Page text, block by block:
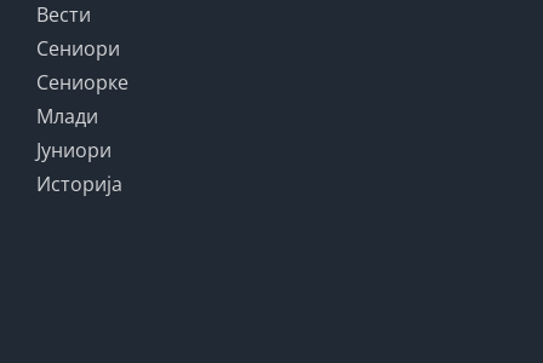
Вести
Сениори
Сениорке
Млади
Јуниори
Историја